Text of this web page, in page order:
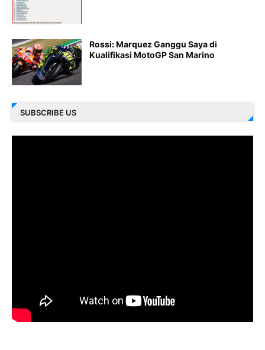
Rossi: Marquez Ganggu Saya di
Kualifikasi MotoGP San Marino
SUBSCRIBE US